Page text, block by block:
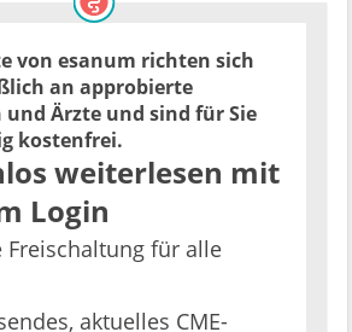
von esanum richten sich
an approbierte
Ärzte und sind für Sie
kostenfrei.
weiterlesen mit
Login
Freischaltung für alle
aktuelles CME-